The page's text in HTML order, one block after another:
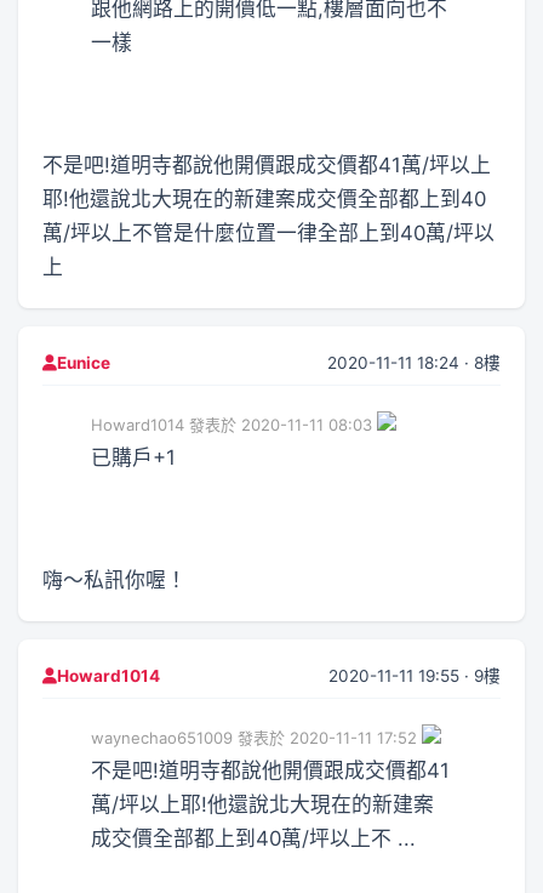
跟他網路上的開價低一點,樓層面向也不
一樣
不是吧!道明寺都說他開價跟成交價都41萬/坪以上
耶!他還說北大現在的新建案成交價全部都上到40
萬/坪以上不管是什麼位置一律全部上到40萬/坪以
上
Eunice 2020-11-11 18:24 · 8樓
Howard1014 發表於 2020-11-11 08:03
已購戶+1
嗨～私訊你喔！
Howard1014 2020-11-11 19:55 · 9樓
waynechao651009 發表於 2020-11-11 17:52
不是吧!道明寺都說他開價跟成交價都41
萬/坪以上耶!他還說北大現在的新建案
成交價全部都上到40萬/坪以上不 ...